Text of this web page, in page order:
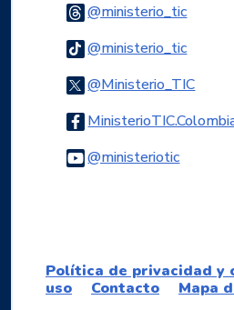
@ministerio_ticLogo
@ministerio_ticLogo
@Ministerio_TICLogo
@ministerioticLogo
Política de privacidad y
uso
Contacto Mapa